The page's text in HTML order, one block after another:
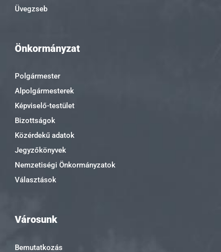
Üvegzseb
Önkormányzat
Polgármester
Alpolgármesterek
Képviselő-testület
Bizottságok
Közérdekű adatok
Jegyzőkönyvek
Nemzetiségi Önkormányzatok
Választások
Városunk
Bemutatkozás